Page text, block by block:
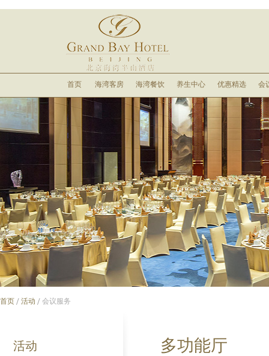
首页 海湾客房 海湾餐饮 养生中心 优惠精选 会
首页 / 活动 / 会议服务
活动 多功能厅